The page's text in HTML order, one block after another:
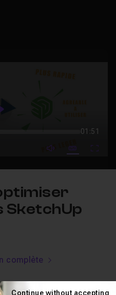
Play
01:51
mute video
Subtitles
SketchUp
complète